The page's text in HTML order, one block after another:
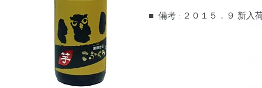
■ 備考 : ２０１５．９ 新入